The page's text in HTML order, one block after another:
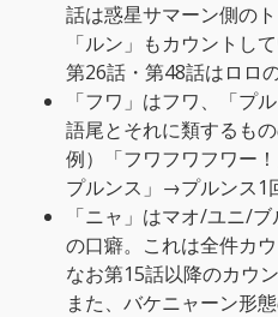
話は惑星サマーン側の
「ルン」もカウントし
第26話・第48話はロロの
「フワ」はフワ、「プ
語尾とそれに類するも
例）「フワフワフワー
プルンス」→プルンス1
「ニャ」はマオ/ユニ/
の口癖。これは全件カウ
なお第15話以降のカウ
また、バケニャーン形